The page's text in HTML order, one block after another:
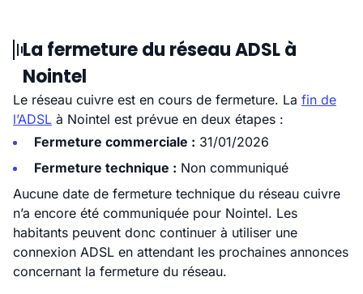
La fermeture du réseau ADSL à
Nointel
Le réseau cuivre est en cours de fermeture. La fin de
l’ADSL à Nointel est prévue en deux étapes :
Fermeture commerciale : 31/01/2026
Fermeture technique : Non communiqué
Aucune date de fermeture technique du réseau cuivre
n’a encore été communiquée pour Nointel. Les
habitants peuvent donc continuer à utiliser une
connexion ADSL en attendant les prochaines annonces
concernant la fermeture du réseau.